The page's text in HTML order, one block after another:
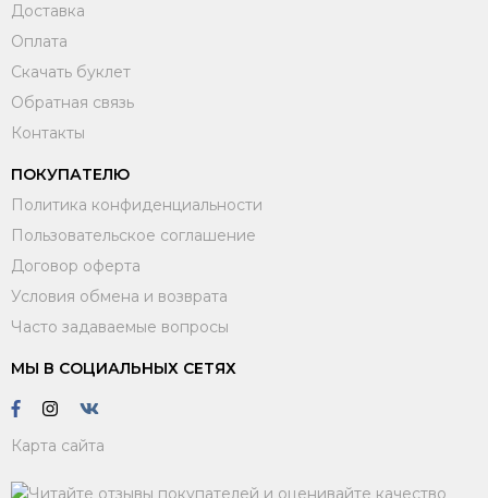
Доставка
Оплата
Скачать буклет
Обратная связь
Контакты
ПОКУПАТЕЛЮ
Политика конфиденциальности
Пользовательское соглашение
Договор оферта
Условия обмена и возврата
Часто задаваемые вопросы
МЫ В СОЦИАЛЬНЫХ СЕТЯХ
Карта сайта